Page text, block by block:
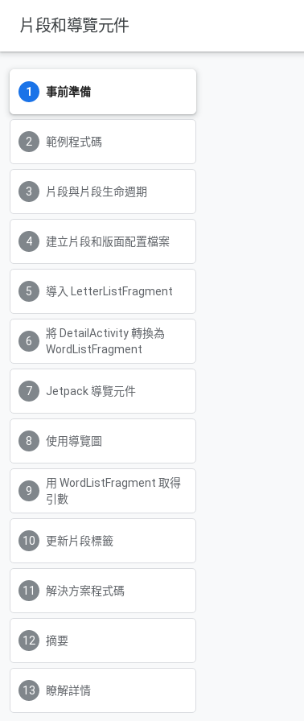
片段和導覽元件
事前準備
範例程式碼
片段與片段生命週期
建立片段和版面配置檔案
導入 LetterListFragment
將 DetailActivity 轉換為
WordListFragment
Jetpack 導覽元件
使用導覽圖
用 WordListFragment 取得
引數
更新片段標籤
解決方案程式碼
摘要
瞭解詳情